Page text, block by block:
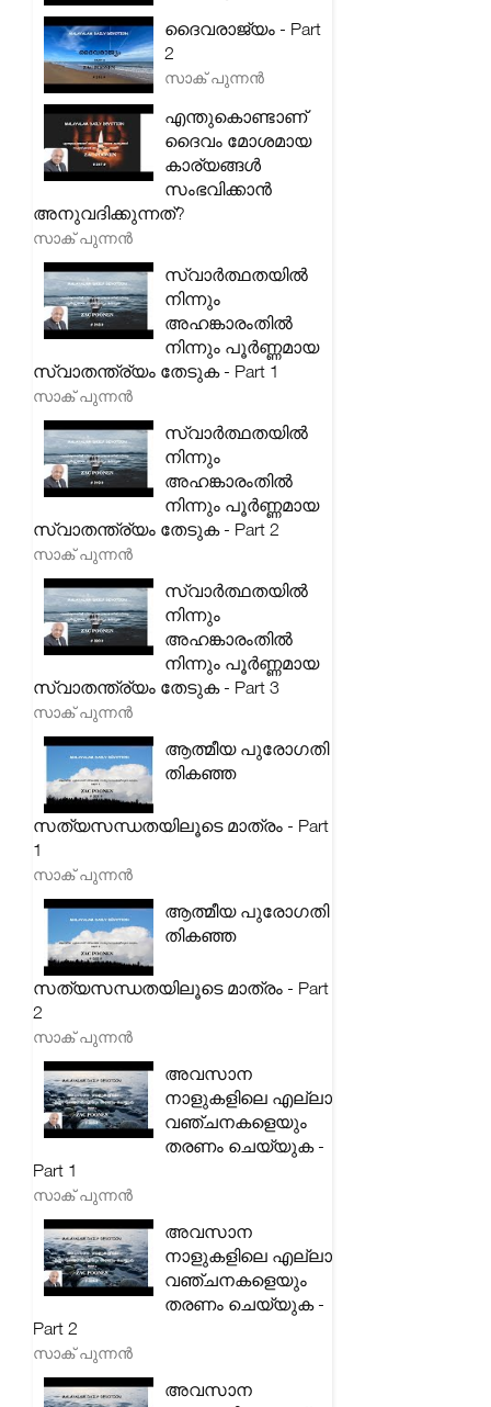
ദൈവരാജ്യം - Part
2
സാക് പുന്നൻ
എന്തുകൊണ്ടാണ്
ദൈവം മോശമായ
കാര്യങ്ങൾ
സംഭവിക്കാൻ
അനുവദിക്കുന്നത്?
സാക് പുന്നൻ
സ്വാർത്ഥതയിൽ
നിന്നും
അഹങ്കാരംതിൽ
നിന്നും പൂർണ്ണമായ
സ്വാതന്ത്ര്യം തേടുക - Part 1
സാക് പുന്നൻ
സ്വാർത്ഥതയിൽ
നിന്നും
അഹങ്കാരംതിൽ
നിന്നും പൂർണ്ണമായ
സ്വാതന്ത്ര്യം തേടുക - Part 2
സാക് പുന്നൻ
സ്വാർത്ഥതയിൽ
നിന്നും
അഹങ്കാരംതിൽ
നിന്നും പൂർണ്ണമായ
സ്വാതന്ത്ര്യം തേടുക - Part 3
സാക് പുന്നൻ
ആത്മീയ പുരോഗതി
തികഞ്ഞ
സത്യസന്ധതയിലൂടെ മാത്രം - Part
1
സാക് പുന്നൻ
ആത്മീയ പുരോഗതി
തികഞ്ഞ
സത്യസന്ധതയിലൂടെ മാത്രം - Part
2
സാക് പുന്നൻ
അവസാന
നാളുകളിലെ എല്ലാ
വഞ്ചനകളെയും
തരണം ചെയ്യുക -
Part 1
സാക് പുന്നൻ
അവസാന
നാളുകളിലെ എല്ലാ
വഞ്ചനകളെയും
തരണം ചെയ്യുക -
Part 2
സാക് പുന്നൻ
അവസാന